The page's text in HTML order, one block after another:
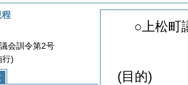
○上松町
(目的)
程
会訓令第2号
行)